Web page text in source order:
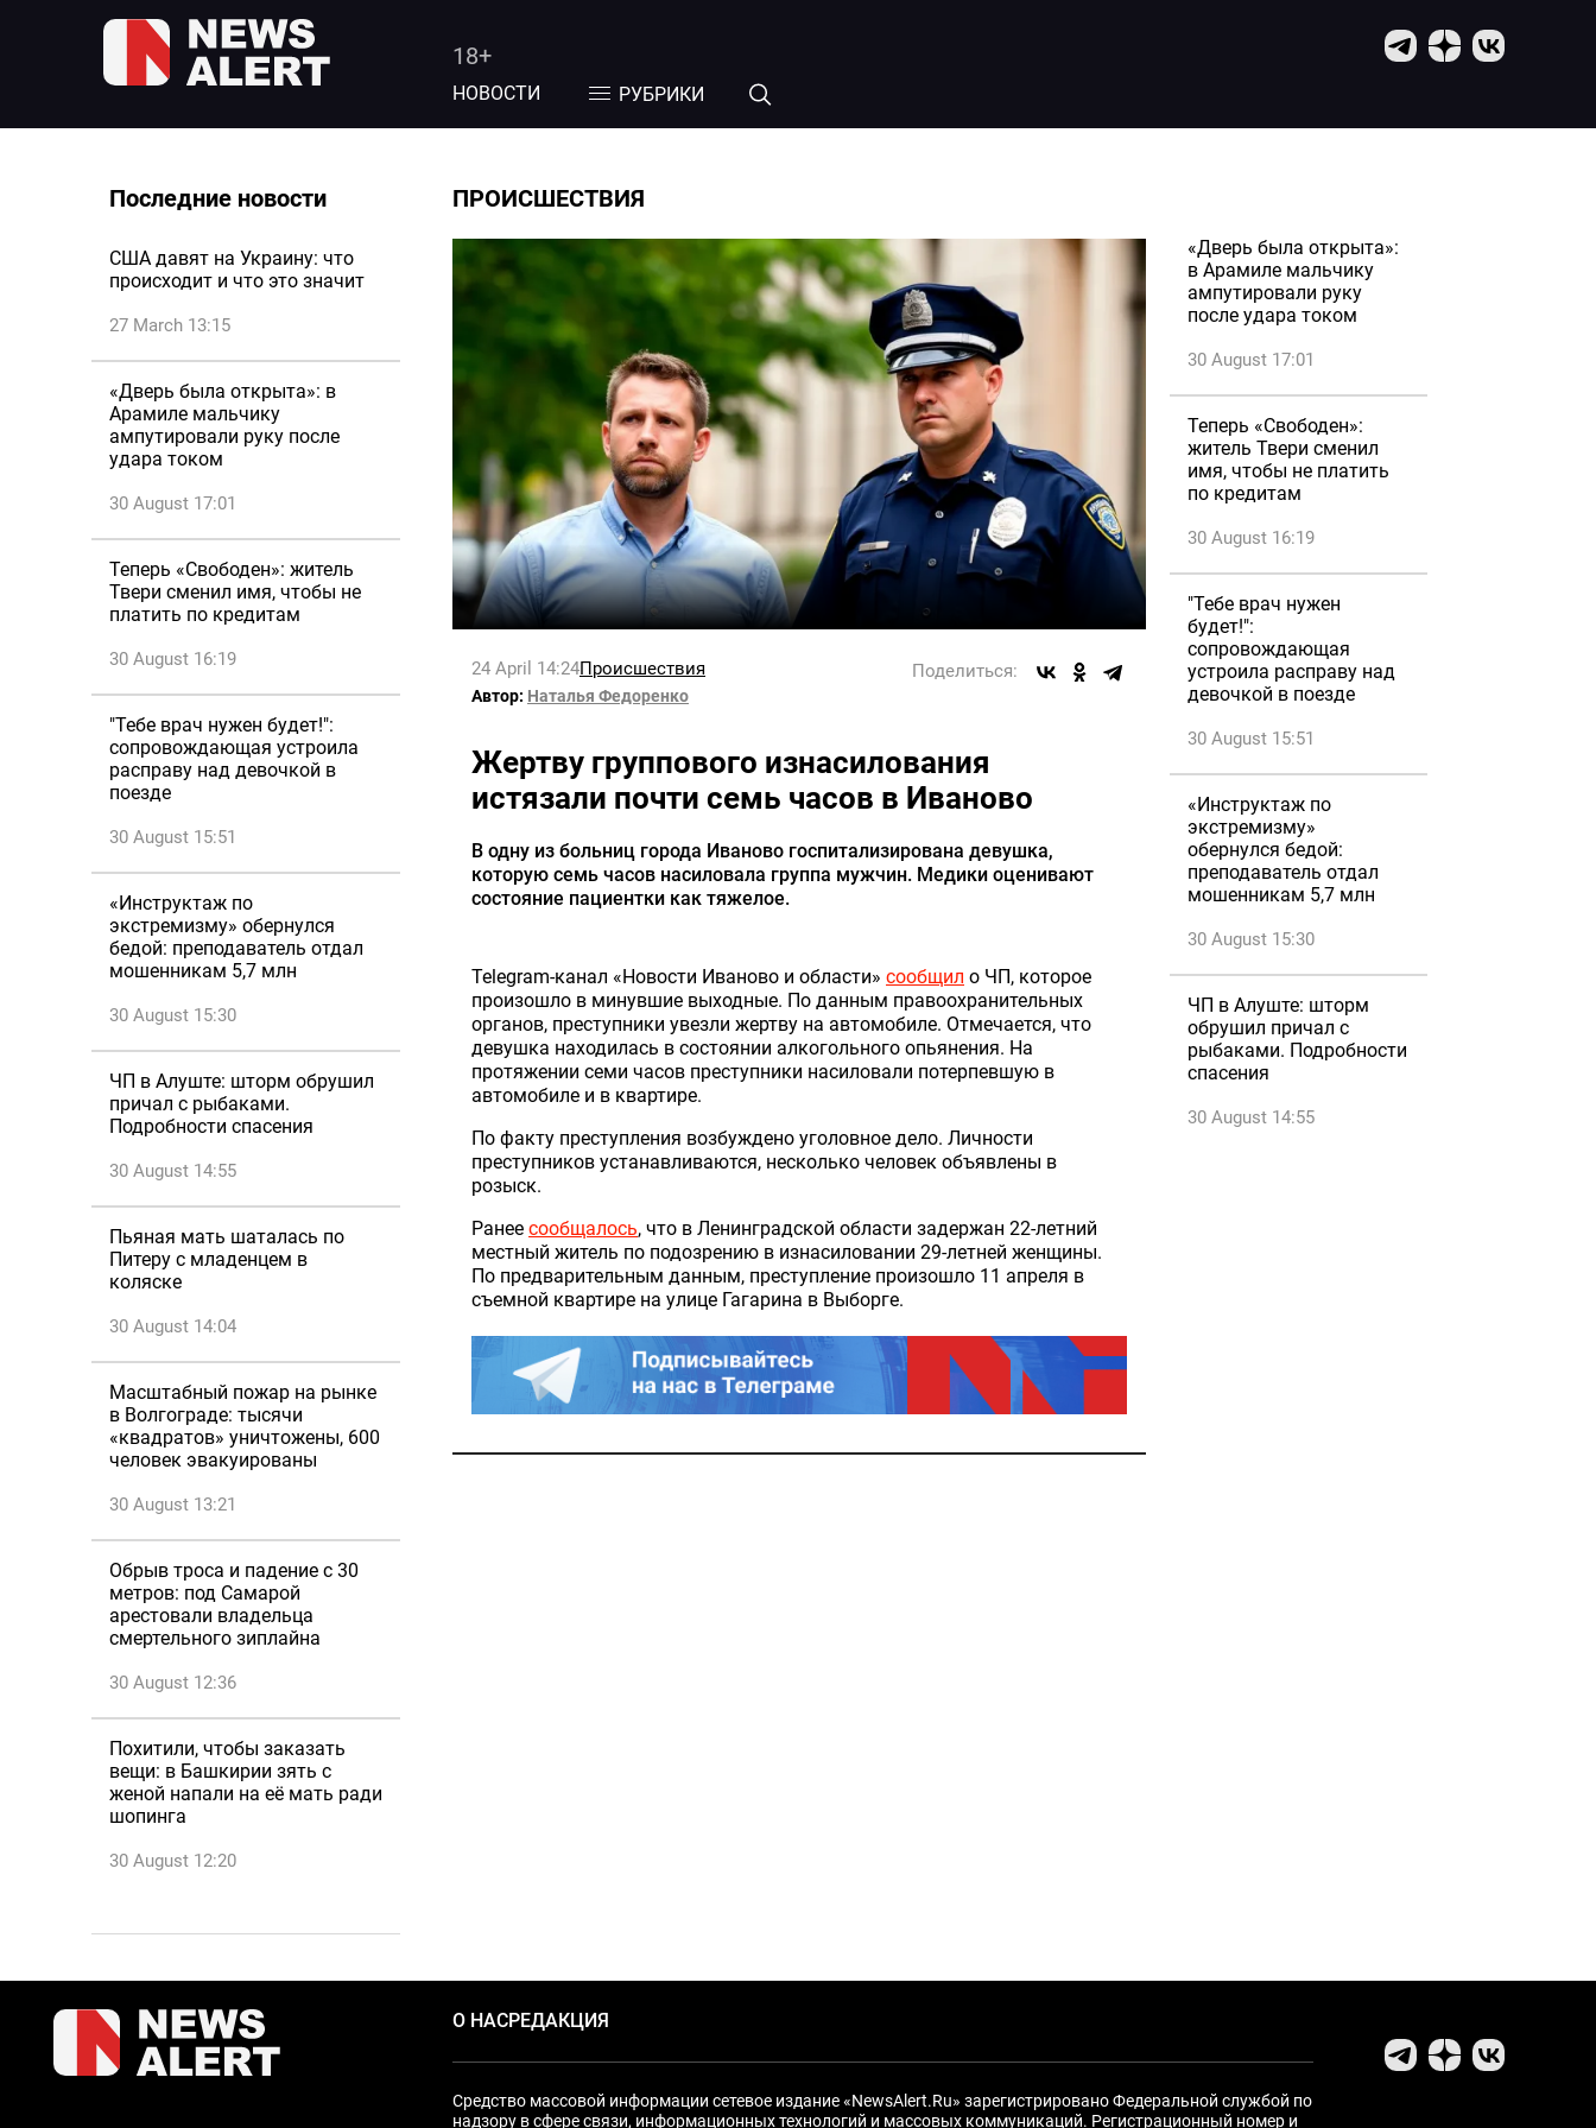
18+
НОВОСТИ РУБРИКИ
Последние новости
США давят на Украину: что
происходит и что это значит
27 March 13:15
«Дверь была открыта»: в
Арамиле мальчику
ампутировали руку после
удара током
30 August 17:01
Теперь «Свободен»: житель
Твери сменил имя, чтобы не
платить по кредитам
30 August 16:19
"Тебе врач нужен будет!":
сопровождающая устроила
расправу над девочкой в
поезде
30 August 15:51
«Инструктаж по
экстремизму» обернулся
бедой: преподаватель отдал
мошенникам 5,7 млн
30 August 15:30
ЧП в Алуште: шторм обрушил
причал с рыбаками.
Подробности спасения
30 August 14:55
Пьяная мать шаталась по
Питеру с младенцем в
коляске
30 August 14:04
Масштабный пожар на рынке
в Волгограде: тысячи
«квадратов» уничтожены, 600
человек эвакуированы
30 August 13:21
Обрыв троса и падение с 30
метров: под Самарой
арестовали владельца
смертельного зиплайна
30 August 12:36
Похитили, чтобы заказать
вещи: в Башкирии зять с
женой напали на её мать ради
шопинга
30 August 12:20
ПРОИСШЕСТВИЯ
24 April 14:24Происшествия Поделиться:
Автор: Наталья Федоренко
Жертву группового изнасилования
истязали почти семь часов в Иваново
В одну из больниц города Иваново госпитализирована девушка,
которую семь часов насиловала группа мужчин. Медики оценивают
состояние пациентки как тяжелое.
Telegram-канал «Новости Иваново и области» сообщил о ЧП, которое
произошло в минувшие выходные. По данным правоохранительных
органов, преступники увезли жертву на автомобиле. Отмечается, что
девушка находилась в состоянии алкогольного опьянения. На
протяжении семи часов преступники насиловали потерпевшую в
автомобиле и в квартире.
По факту преступления возбуждено уголовное дело. Личности
преступников устанавливаются, несколько человек объявлены в
розыск.
Ранее сообщалось, что в Ленинградской области задержан 22-летний
местный житель по подозрению в изнасиловании 29-летней женщины.
По предварительным данным, преступление произошло 11 апреля в
съемной квартире на улице Гагарина в Выборге.
«Дверь была открыта»:
в Арамиле мальчику
ампутировали руку
после удара током
30 August 17:01
Теперь «Свободен»:
житель Твери сменил
имя, чтобы не платить
по кредитам
30 August 16:19
"Тебе врач нужен
будет!":
сопровождающая
устроила расправу над
девочкой в поезде
30 August 15:51
«Инструктаж по
экстремизму»
обернулся бедой:
преподаватель отдал
мошенникам 5,7 млн
30 August 15:30
ЧП в Алуште: шторм
обрушил причал с
рыбаками. Подробности
спасения
30 August 14:55
О НАСРЕДАКЦИЯ
Средство массовой информации сетевое издание «NewsAlert.Ru» зарегистрировано Федеральной службой по
надзору в сфере связи, информационных технологий и массовых коммуникаций. Регистрационный номер и